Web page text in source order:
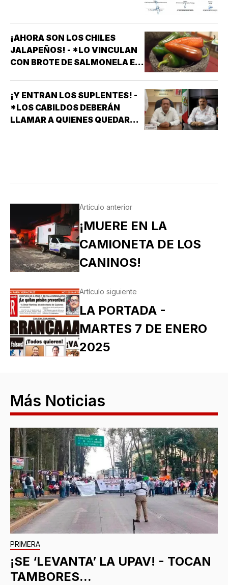
¡AHORA SON LOS CHILES
JALAPEÑOS! - *LO VINCULAN
CON BROTE DE SALMONELA EN
¡Y ENTRAN LOS SUPLENTES! -
*LOS CABILDOS DEBERÁN
LLAMAR A QUIENES QUEDARON
Artículo anterior
¡MUERE EN LA
CAMIONETA DE LOS
CANINOS!
Artículo siguiente
LA PORTADA -
MARTES 7 DE ENERO
2025
Más Noticias
PRIMERA
¡SE ‘LEVANTA’ LA UPAV! - TOCAN
TAMBORES...